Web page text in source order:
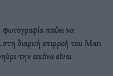
παύει να
διαρκή επιρροή του Man
την εικόνα είναι